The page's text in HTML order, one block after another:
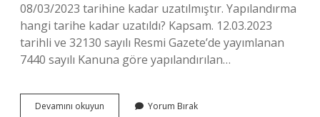
08/03/2023 tarihine kadar uzatılmıştır. Yapılandırma
hangi tarihe kadar uzatıldı? Kapsam. 12.03.2023
tarihli ve 32130 sayılı Resmi Gazete’de yayımlanan
7440 sayılı Kanuna göre yapılandırılan…
Devamını okuyun Yeniden
Yorum Bırak